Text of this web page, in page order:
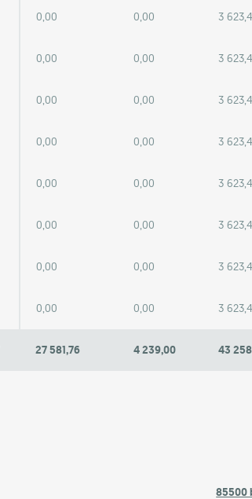
0,00 0,00 3
0,00 0,00 3
0,00 0,00 3
0,00 0,00 3
0,00 0,00 3
0,00 0,00 3
0,00 0,00 3
0,00 0,00 3
27 581,76 4 239,00 43
85500